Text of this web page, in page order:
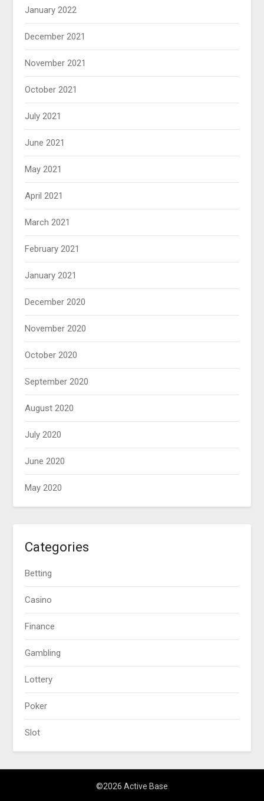
January 2022
December 2021
November 2021
October 2021
July 2021
June 2021
May 2021
April 2021
March 2021
February 2021
January 2021
December 2020
November 2020
October 2020
September 2020
August 2020
July 2020
June 2020
May 2020
Categories
Betting
Casino
Finance
Gambling
Lottery
Poker
Slot
©2026 Active Base